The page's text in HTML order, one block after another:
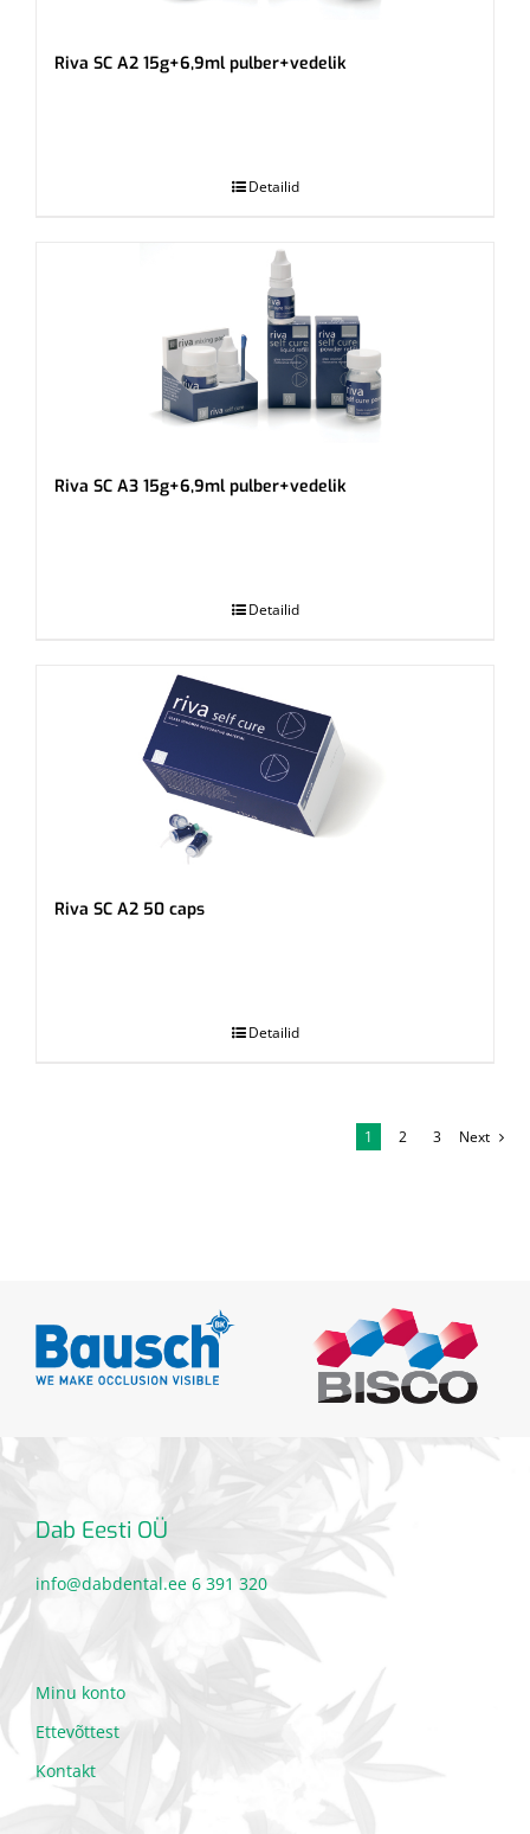
Riva SC A2 15g+6,9ml pulber+vedelik
Detailid
Riva SC A3 15g+6,9ml pulber+vedelik
Detailid
Riva SC A2 50 caps
Detailid
1 2 3 Next
Dab Eesti OÜ
info@dabdental.ee 6 391 320
Minu konto
Ettevõttest
Kontakt